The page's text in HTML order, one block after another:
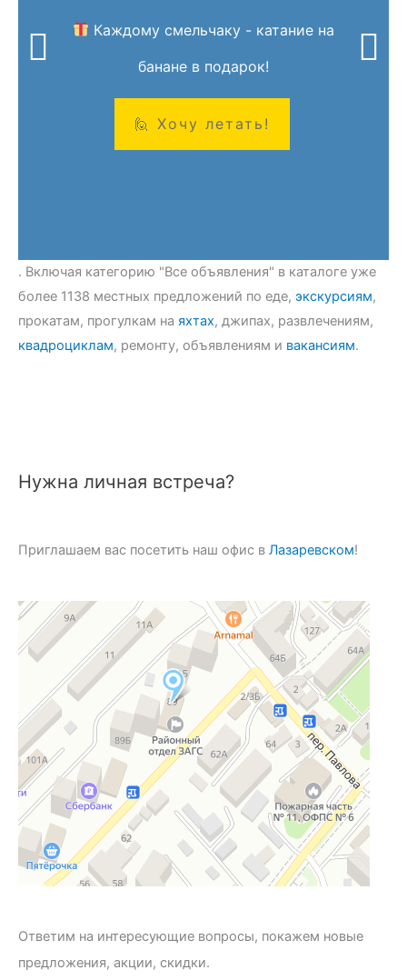
Нужна личная встреча?
Приглашаем вас посетить наш офис в Лазаревском!
Ответим на интересующие вопросы, покажем новые
предложения, акции, скидки.
Каждому смельчаку - катание на
банане в подарок!
. Включая категорию "Все объявления" в каталоге уже
более 1138 местных предложений по еде, экскурсиям,
прокатам, прогулкам на яхтах, джипах, развлечениям,
квадроциклам, ремонту, объявлениям и вакансиям.